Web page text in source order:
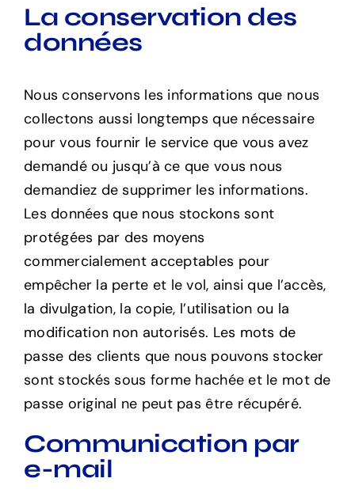
La conservation des
données
Nous conservons les informations que nous
collectons aussi longtemps que nécessaire
pour vous fournir le service que vous avez
demandé ou jusqu’à ce que vous nous
demandiez de supprimer les informations.
Les données que nous stockons sont
protégées par des moyens
commercialement acceptables pour
empêcher la perte et le vol, ainsi que l’accès,
la divulgation, la copie, l’utilisation ou la
modification non autorisés. Les mots de
passe des clients que nous pouvons stocker
sont stockés sous forme hachée et le mot de
passe original ne peut pas être récupéré.
Communication par
e-mail